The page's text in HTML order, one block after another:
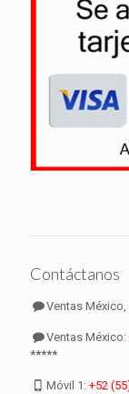
Contáctanos
Ventas
Ventas México:
*****
Móvil 1:+52